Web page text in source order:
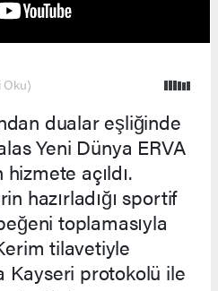
Oku)
dualar eşliğinde
Yeni Dünya ERVA
açıldı.
hazırladığı sportif
toplamasıyla
tilavetiyle
Kayseri protokolü ile